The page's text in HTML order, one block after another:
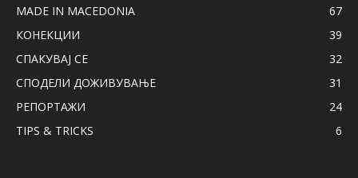
MADE IN MACEDONIA
67
КОНЕКЦИИ
39
СПАКУВАЈ СЕ
32
СПОДЕЛИ ДОЖИВУВАЊЕ
31
РЕПОРТАЖИ
24
TIPS & TRICKS
6